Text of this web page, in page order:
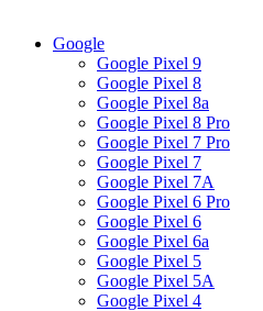
Google
Google Pixel 9
Google Pixel 8
Google Pixel 8a
Google Pixel 8 Pro
Google Pixel 7 Pro
Google Pixel 7
Google Pixel 7A
Google Pixel 6 Pro
Google Pixel 6
Google Pixel 6a
Google Pixel 5
Google Pixel 5A
Google Pixel 4